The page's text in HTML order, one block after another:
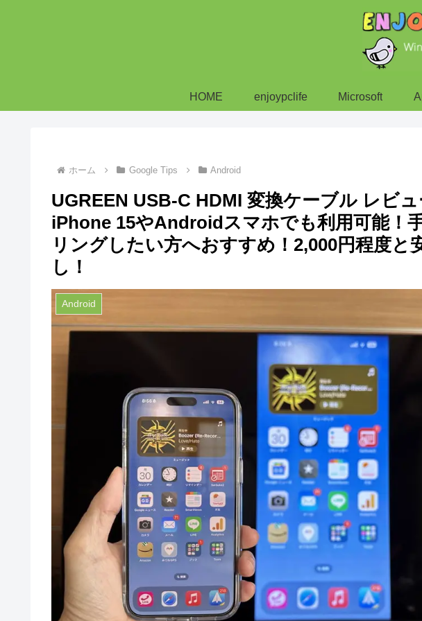
HOME enjoypclife Microsoft
ホーム Google Tips Android
UGREEN USB-C HDMI 変換ケーブル レビュ
iPhone 15やAndroidスマホでも利用可能！
リングしたい方へおすすめ！2,000円程度と
し！
Android